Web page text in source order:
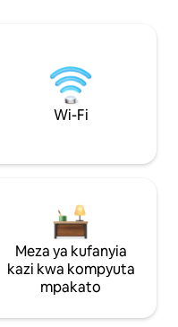
Wi-Fi
Meza ya kufanyia
kazi kwa kompyuta
mpakato